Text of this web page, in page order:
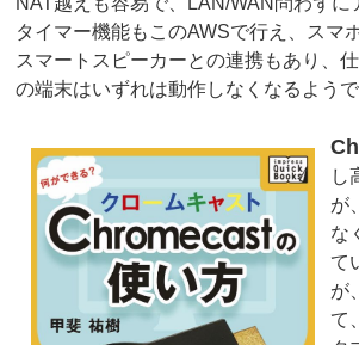
タイマー機能もこのAWSで行え、スマ
スマートスピーカーとの連携もあり、
の端末はいずれは動作しなくなるようで
し
が
な
て
が
て